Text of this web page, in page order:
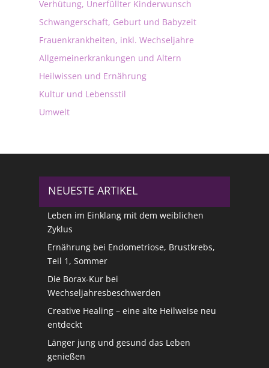
Verhütung, Unerfüllter Kinderwunsch
Schwangerschaft, Geburt und Babyzeit
Frauenkrankheiten, inkl. Wechseljahre
Allgemeinerkrankungen und Altern
Heilwissen und Ernährung
Kultur und Lebensstil
Umwelt
NEUESTE ARTIKEL
Leben im Einklang mit dem weiblichen
Zyklus
Ernährung bei Endometriose, Brustkrebs,
Teil 1, Sommer
Die Borax-Kur bei
Wechseljahresbeschwerden
Creative Healing – eine alte Heilweise neu
entdeckt
Länger jung und gesund das Leben
genießen